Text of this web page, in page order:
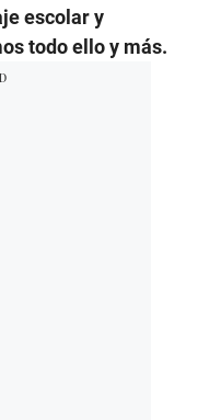
escolar y
todo ello y más.